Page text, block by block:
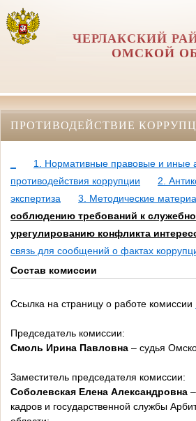
ЧЕРЛАКСКИЙ
ОМСКОЙ
ПРОТИВОДЕЙСТВИЕ
1. Нормативные правовые и иные
противодействия коррупции
2.
экспертиза
3. Методические
соблюдению требований к
урегулированию конфликта
связь для сообщений о фактах
Состав комиссии
Ссылка на страницу о работе комиссии
Председатель комиссии:
Смоль Ирина Павловна – судья
Заместитель председателя комиссии:
Соболевская Елена Александровна
кадров и государственной службы